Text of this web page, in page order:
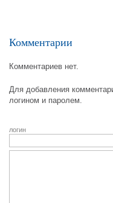
Комментарии
Комментариев нет.
Для добавления
логином и паролем.
логин